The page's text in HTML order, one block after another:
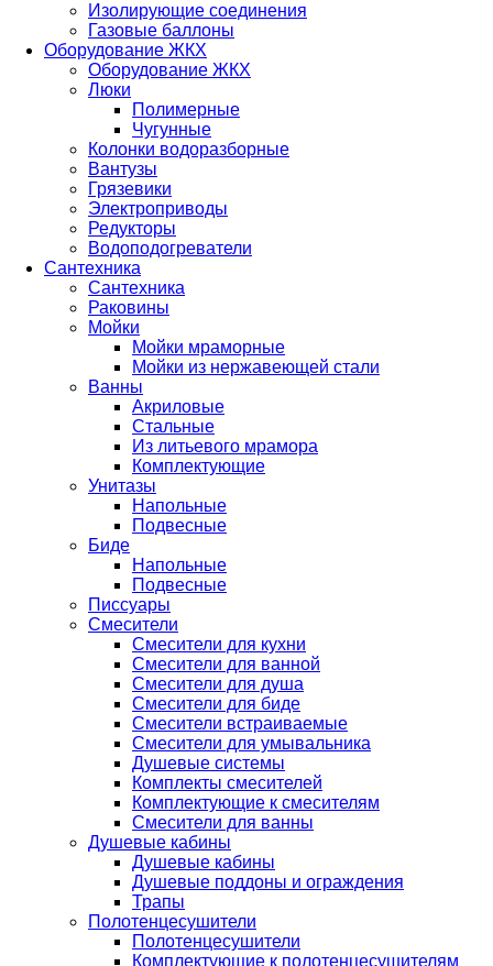
Изолирующие соединения
Газовые баллоны
Оборудование ЖКХ
Оборудование ЖКХ
Люки
Полимерные
Чугунные
Колонки водоразборные
Вантузы
Грязевики
Электроприводы
Редукторы
Водоподогреватели
Сантехника
Сантехника
Раковины
Мойки
Мойки мраморные
Мойки из нержавеющей стали
Ванны
Акриловые
Стальные
Из литьевого мрамора
Комплектующие
Унитазы
Напольные
Подвесные
Биде
Напольные
Подвесные
Писсуары
Смесители
Смесители для кухни
Смесители для ванной
Смесители для душа
Смесители для биде
Смесители встраиваемые
Смесители для умывальника
Душевые системы
Комплекты смесителей
Комплектующие к смесителям
Смесители для ванны
Душевые кабины
Душевые кабины
Душевые поддоны и ограждения
Трапы
Полотенцесушители
Полотенцесушители
Комплектующие к полотенцесушителям